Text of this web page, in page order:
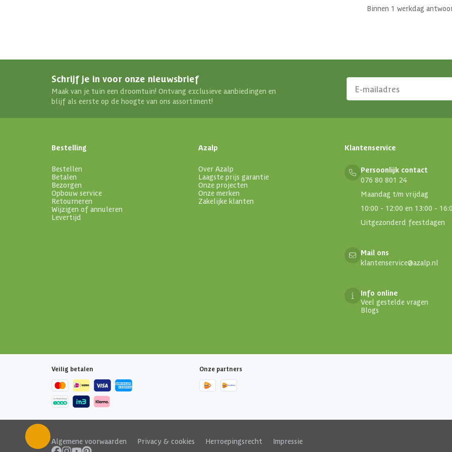
Binnen 1 werkdag
Schrijf je in voor onze nieuwsbrief
Maak van je tuin een droomtuin! Ontvang exclusieve aanbiedingen en
blijf als eerste op de hoogte van ons assortiment!
Bestelling
Bestellen
Betalen
Bezorgen
Opbouw service
Retourneren
Wijzigen of annuleren
Levertijd
Azalp
Over Azalp
Laagste prijs garantie
Onze projecten
Onze merken
Zakelijke klanten
Klantenservice
Persoonlijk contact
076 80 801 24
Maandag t/m vrijdag
10:00 - 12:00 en 13:00 -
Uitgezonderd feestdagen
Mail ons
klantenservice@azalp.nl
Info online
Veel gestelde vragen
Blogs
Veilig betalen Onze partners
Algemene voorwaarden Privacy & cookies Herroepingsrecht Impressie